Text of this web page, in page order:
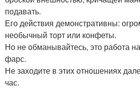
подавать.
Его действия демонстративны:
необычный торт или конфеты.
Но не обманывайтесь, это работа
фарс.
Не заходите в этих отношениях
час.